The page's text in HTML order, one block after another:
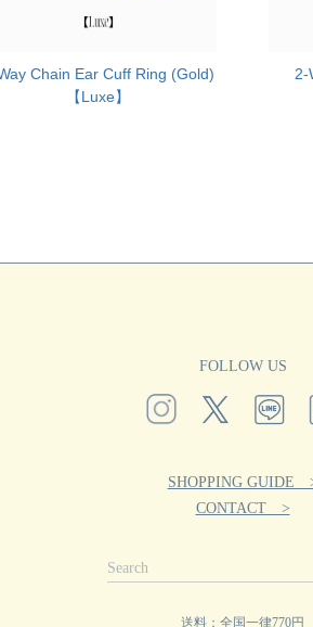
Chain Ear Cuff Ring (Gold)
【Luxe】
2-
FOLLOW US
SHOPPING GUIDE
CONTACT >
送料：全国一律770円